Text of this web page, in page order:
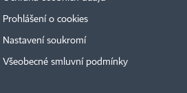
Prohlášení o cookies
Nastavení soukromí
Všeobecné smluvní podmínky